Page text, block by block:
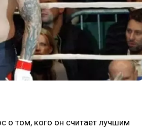
о том, кого он считает лучшим